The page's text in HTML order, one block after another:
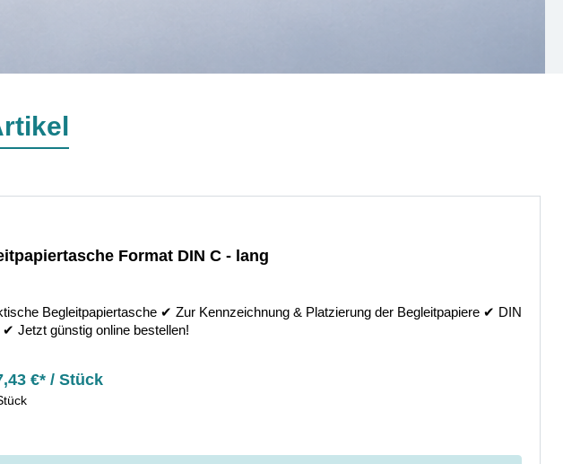
Format DIN C - lang
Begleitpapiertasche ✔︎ Zur Kennzeichnung & Platzierung der Begleitpapiere ✔︎ DIN
✔︎ Jetzt günstig online bestellen!
€* / Stück